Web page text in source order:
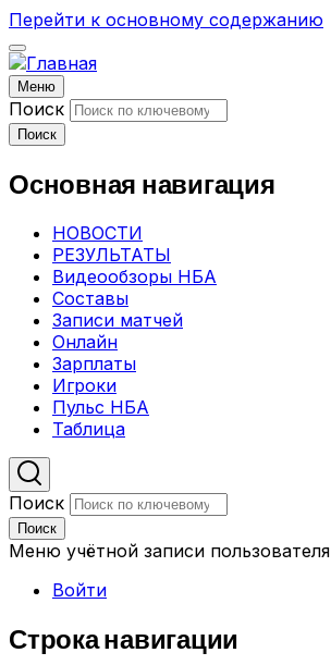
Перейти к основному содержанию
Меню
Поиск
Поиск
Основная навигация
НОВОСТИ
РЕЗУЛЬТАТЫ
Видеообзоры НБА
Составы
Записи матчей
Онлайн
Зарплаты
Игроки
Пульс НБА
Таблица
Поиск
Поиск
Меню учётной записи пользователя
Войти
Строка навигации